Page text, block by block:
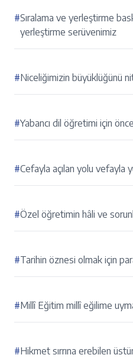
#Sıralama ve yerleştirme
yerleştirme serüvenimiz
#Niceliğimizin büyüklüğünü
#Yabancı dil öğretimi için
#Cefayla açılan yolu vefayla
#Özel öğretimin hâli ve
#Tarihin öznesi olmak için
#Millî Eğitim millî eğilime
#Hikmet sırrına erebilen